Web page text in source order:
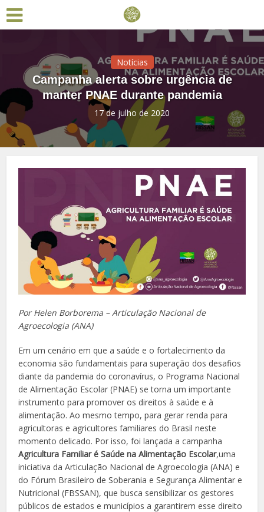
Notícias
Campanha alerta sobre urgência de
manter PNAE durante pandemia
17 de julho de 2020
Por Helen Borborema – Articulação Nacional de
Agroecologia (ANA)
Em um cenário em que a saúde e o fortalecimento da
economia são fundamentais para superação dos desafios
diante da pandemia do coronavírus, o Programa Nacional
de Alimentação Escolar (PNAE) se torna um importante
instrumento para promover os direitos à saúde e à
alimentação. Ao mesmo tempo, para gerar renda para
agricultoras e agricultores familiares do Brasil neste
momento delicado. Por isso, foi lançada a campanha
Agricultura Familiar é Saúde na Alimentação Escolar,uma
iniciativa da Articulação Nacional de Agroecologia (ANA) e
do Fórum Brasileiro de Soberania e Segurança Alimentar e
Nutricional (FBSSAN), que busca sensibilizar os gestores
públicos de estados e municípios a garantirem esse direito